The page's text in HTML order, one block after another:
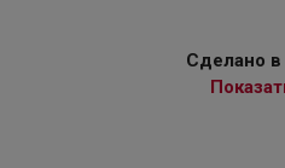
Сделано